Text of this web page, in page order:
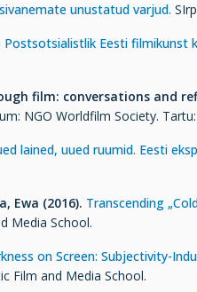
unustatud varjud.
Postsotsialistlik Eesti filmikunst
film: conversations and
NGO Worldfilm Society.
lained, uued ruumid. Eesti
Ewa (2016). Transcending
Media School.
on Screen: Subjectivity-
Film and Media School.